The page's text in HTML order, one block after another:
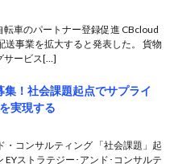
車のパートナー登録促進 CBcloud
送事業を拡大すると発表した。 貨物
サービス[…]
集！社会課題起点でサプライ
実現する
・コンサルティング 「社会課題」起
EYストラテジー･アンド･コンサルテ